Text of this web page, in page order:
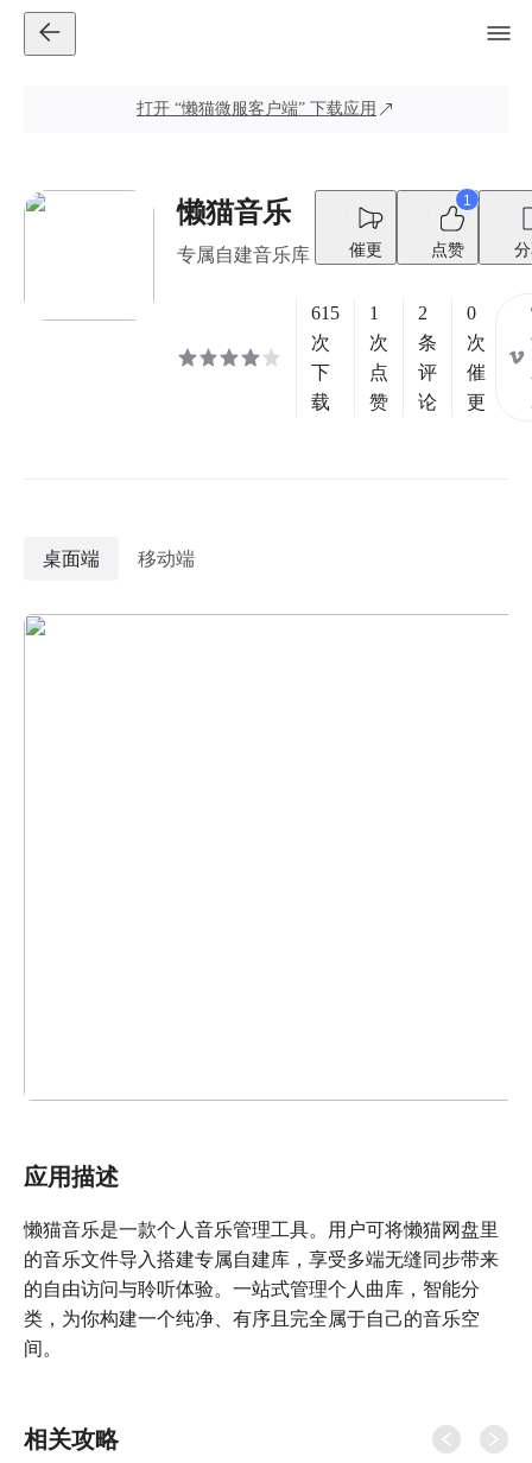
打开 “懒猫微服客户端” 下载应用
懒猫音乐
专属自建音乐库 催更
1
点赞
615
次
下
载
1
次
点
赞
2
条
评
论
0
次
催
更
桌面端 移动端
应用描述
懒猫音乐是一款个人音乐管理工具。用户可将懒猫网盘里
的音乐文件导入搭建专属自建库，享受多端无缝同步带来
的自由访问与聆听体验。一站式管理个人曲库，智能分
类，为你构建一个纯净、有序且完全属于自己的音乐空
间。
相关攻略